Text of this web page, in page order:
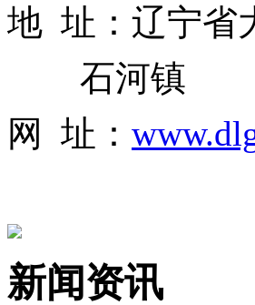
地 址：辽宁省
石河镇
网 址：
新闻资讯